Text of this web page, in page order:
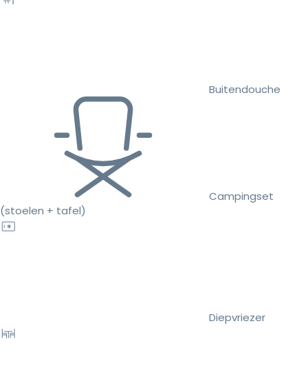
Buitendouche
Campingset
(stoelen + tafel)
Diepvriezer